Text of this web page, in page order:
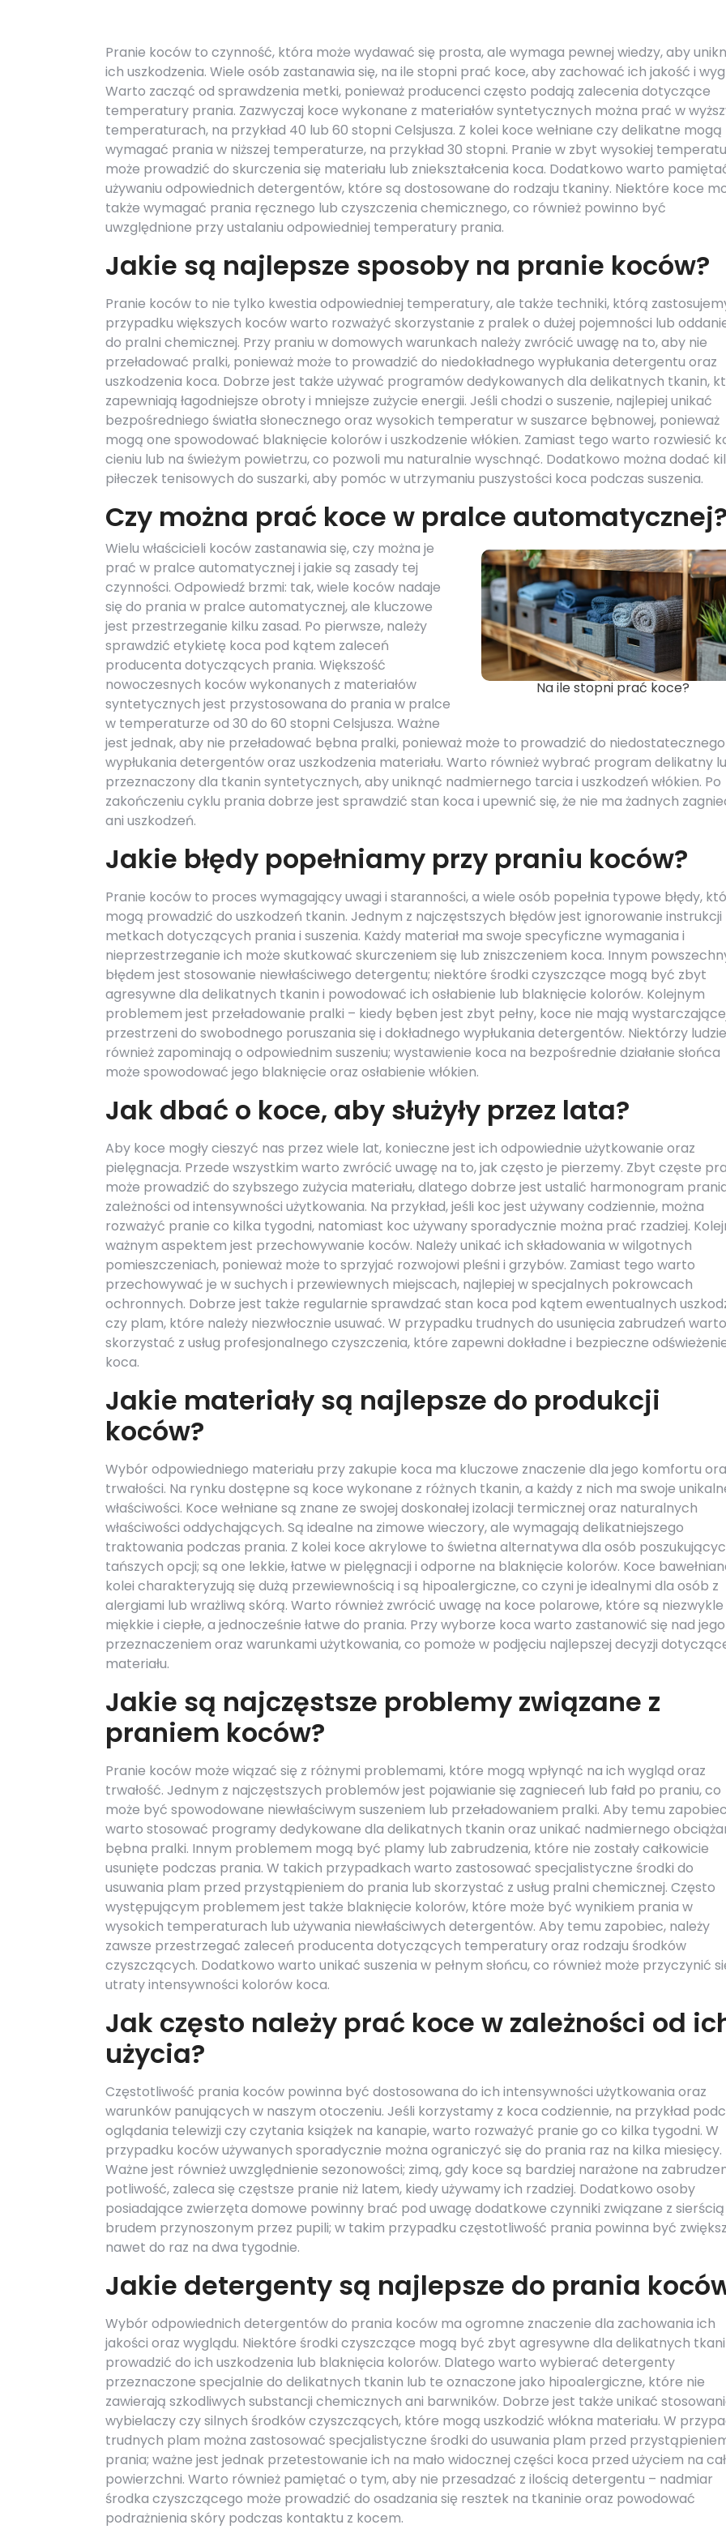
Pranie koców to czynność, która może wydawać się prosta, ale wymaga pewnej wiedzy, aby
ich uszkodzenia. Wiele osób zastanawia się, na ile stopni prać koce, aby zachować ich jakość i
Warto zacząć od sprawdzenia metki, ponieważ producenci często podają zalecenia dotyczące
temperatury prania. Zazwyczaj koce wykonane z materiałów syntetycznych można prać w
temperaturach, na przykład 40 lub 60 stopni Celsjusza. Z kolei koce wełniane czy delikatne mogą
wymagać prania w niższej temperaturze, na przykład 30 stopni. Pranie w zbyt wysokiej
może prowadzić do skurczenia się materiału lub zniekształcenia koca. Dodatkowo warto
używaniu odpowiednich detergentów, które są dostosowane do rodzaju tkaniny. Niektóre koce
także wymagać prania ręcznego lub czyszczenia chemicznego, co również powinno być
uwzględnione przy ustalaniu odpowiedniej temperatury prania.
Jakie są najlepsze sposoby na pranie koców?
Pranie koców to nie tylko kwestia odpowiedniej temperatury, ale także techniki, którą
przypadku większych koców warto rozważyć skorzystanie z pralek o dużej pojemności lub
do pralni chemicznej. Przy praniu w domowych warunkach należy zwrócić uwagę na to, aby nie
przeładować pralki, ponieważ może to prowadzić do niedokładnego wypłukania detergentu oraz
uszkodzenia koca. Dobrze jest także używać programów dedykowanych dla delikatnych tkanin,
zapewniają łagodniejsze obroty i mniejsze zużycie energii. Jeśli chodzi o suszenie, najlepiej unikać
bezpośredniego światła słonecznego oraz wysokich temperatur w suszarce bębnowej, ponieważ
mogą one spowodować blaknięcie kolorów i uszkodzenie włókien. Zamiast tego warto rozwiesić
cieniu lub na świeżym powietrzu, co pozwoli mu naturalnie wyschnąć. Dodatkowo można dodać
piłeczek tenisowych do suszarki, aby pomóc w utrzymaniu puszystości koca podczas suszenia.
Czy można prać koce w pralce automatycznej?
Na ile stopni prać koce?
Wielu właścicieli koców zastanawia się, czy można je
prać w pralce automatycznej i jakie są zasady tej
czynności. Odpowiedź brzmi: tak, wiele koców nadaje
się do prania w pralce automatycznej, ale kluczowe
jest przestrzeganie kilku zasad. Po pierwsze, należy
sprawdzić etykietę koca pod kątem zaleceń
producenta dotyczących prania. Większość
nowoczesnych koców wykonanych z materiałów
syntetycznych jest przystosowana do prania w pralce
w temperaturze od 30 do 60 stopni Celsjusza. Ważne
jest jednak, aby nie przeładować bębna pralki, ponieważ może to prowadzić do niedostatecznego
wypłukania detergentów oraz uszkodzenia materiału. Warto również wybrać program delikatny
przeznaczony dla tkanin syntetycznych, aby uniknąć nadmiernego tarcia i uszkodzeń włókien. Po
zakończeniu cyklu prania dobrze jest sprawdzić stan koca i upewnić się, że nie ma żadnych
ani uszkodzeń.
Jakie błędy popełniamy przy praniu koców?
Pranie koców to proces wymagający uwagi i staranności, a wiele osób popełnia typowe błędy,
mogą prowadzić do uszkodzeń tkanin. Jednym z najczęstszych błędów jest ignorowanie instrukcji
metkach dotyczących prania i suszenia. Każdy materiał ma swoje specyficzne wymagania i
nieprzestrzeganie ich może skutkować skurczeniem się lub zniszczeniem koca. Innym
błędem jest stosowanie niewłaściwego detergentu; niektóre środki czyszczące mogą być zbyt
agresywne dla delikatnych tkanin i powodować ich osłabienie lub blaknięcie kolorów. Kolejnym
problemem jest przeładowanie pralki – kiedy bęben jest zbyt pełny, koce nie mają
przestrzeni do swobodnego poruszania się i dokładnego wypłukania detergentów. Niektórzy ludzie
również zapominają o odpowiednim suszeniu; wystawienie koca na bezpośrednie działanie słońca
może spowodować jego blaknięcie oraz osłabienie włókien.
Jak dbać o koce, aby służyły przez lata?
Aby koce mogły cieszyć nas przez wiele lat, konieczne jest ich odpowiednie użytkowanie oraz
pielęgnacja. Przede wszystkim warto zwrócić uwagę na to, jak często je pierzemy. Zbyt częste
może prowadzić do szybszego zużycia materiału, dlatego dobrze jest ustalić harmonogram
zależności od intensywności użytkowania. Na przykład, jeśli koc jest używany codziennie, można
rozważyć pranie co kilka tygodni, natomiast koc używany sporadycznie można prać rzadziej.
ważnym aspektem jest przechowywanie koców. Należy unikać ich składowania w wilgotnych
pomieszczeniach, ponieważ może to sprzyjać rozwojowi pleśni i grzybów. Zamiast tego warto
przechowywać je w suchych i przewiewnych miejscach, najlepiej w specjalnych pokrowcach
ochronnych. Dobrze jest także regularnie sprawdzać stan koca pod kątem ewentualnych
czy plam, które należy niezwłocznie usuwać. W przypadku trudnych do usunięcia zabrudzeń warto
skorzystać z usług profesjonalnego czyszczenia, które zapewni dokładne i bezpieczne
koca.
Jakie materiały są najlepsze do produkcji
koców?
Wybór odpowiedniego materiału przy zakupie koca ma kluczowe znaczenie dla jego komfortu
trwałości. Na rynku dostępne są koce wykonane z różnych tkanin, a każdy z nich ma swoje
właściwości. Koce wełniane są znane ze swojej doskonałej izolacji termicznej oraz naturalnych
właściwości oddychających. Są idealne na zimowe wieczory, ale wymagają delikatniejszego
traktowania podczas prania. Z kolei koce akrylowe to świetna alternatywa dla osób
tańszych opcji; są one lekkie, łatwe w pielęgnacji i odporne na blaknięcie kolorów. Koce
kolei charakteryzują się dużą przewiewnością i są hipoalergiczne, co czyni je idealnymi dla osób z
alergiami lub wrażliwą skórą. Warto również zwrócić uwagę na koce polarowe, które są niezwykle
miękkie i ciepłe, a jednocześnie łatwe do prania. Przy wyborze koca warto zastanowić się nad jego
przeznaczeniem oraz warunkami użytkowania, co pomoże w podjęciu najlepszej decyzji
materiału.
Jakie są najczęstsze problemy związane z
praniem koców?
Pranie koców może wiązać się z różnymi problemami, które mogą wpłynąć na ich wygląd oraz
trwałość. Jednym z najczęstszych problemów jest pojawianie się zagnieceń lub fałd po praniu, co
może być spowodowane niewłaściwym suszeniem lub przeładowaniem pralki. Aby temu
warto stosować programy dedykowane dla delikatnych tkanin oraz unikać nadmiernego
bębna pralki. Innym problemem mogą być plamy lub zabrudzenia, które nie zostały całkowicie
usunięte podczas prania. W takich przypadkach warto zastosować specjalistyczne środki do
usuwania plam przed przystąpieniem do prania lub skorzystać z usług pralni chemicznej. Często
występującym problemem jest także blaknięcie kolorów, które może być wynikiem prania w
wysokich temperaturach lub używania niewłaściwych detergentów. Aby temu zapobiec, należy
zawsze przestrzegać zaleceń producenta dotyczących temperatury oraz rodzaju środków
czyszczących. Dodatkowo warto unikać suszenia w pełnym słońcu, co również może przyczynić
utraty intensywności kolorów koca.
Jak często należy prać koce w zależności od
użycia?
Częstotliwość prania koców powinna być dostosowana do ich intensywności użytkowania oraz
warunków panujących w naszym otoczeniu. Jeśli korzystamy z koca codziennie, na przykład
oglądania telewizji czy czytania książek na kanapie, warto rozważyć pranie go co kilka tygodni. W
przypadku koców używanych sporadycznie można ograniczyć się do prania raz na kilka miesięcy.
Ważne jest również uwzględnienie sezonowości; zimą, gdy koce są bardziej narażone na
potliwość, zaleca się częstsze pranie niż latem, kiedy używamy ich rzadziej. Dodatkowo osoby
posiadające zwierzęta domowe powinny brać pod uwagę dodatkowe czynniki związane z sierścią
brudem przynoszonym przez pupili; w takim przypadku częstotliwość prania powinna być
nawet do raz na dwa tygodnie.
Jakie detergenty są najlepsze do prania
Wybór odpowiednich detergentów do prania koców ma ogromne znaczenie dla zachowania ich
jakości oraz wyglądu. Niektóre środki czyszczące mogą być zbyt agresywne dla delikatnych
prowadzić do ich uszkodzenia lub blaknięcia kolorów. Dlatego warto wybierać detergenty
przeznaczone specjalnie do delikatnych tkanin lub te oznaczone jako hipoalergiczne, które nie
zawierają szkodliwych substancji chemicznych ani barwników. Dobrze jest także unikać
wybielaczy czy silnych środków czyszczących, które mogą uszkodzić włókna materiału. W
trudnych plam można zastosować specjalistyczne środki do usuwania plam przed
prania; ważne jest jednak przetestowanie ich na mało widocznej części koca przed użyciem na
powierzchni. Warto również pamiętać o tym, aby nie przesadzać z ilością detergentu – nadmiar
środka czyszczącego może prowadzić do osadzania się resztek na tkaninie oraz powodować
podrażnienia skóry podczas kontaktu z kocem.